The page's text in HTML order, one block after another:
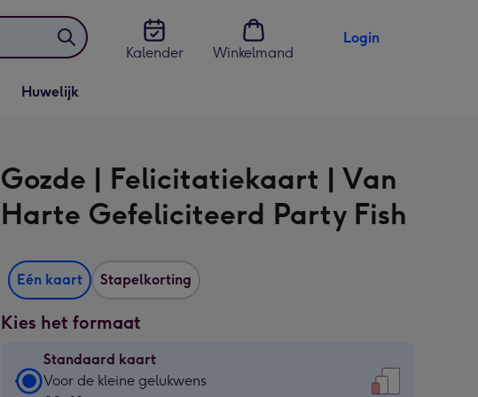
Kalender
Winkelmand
Login
Vervolgkeuzelijst
Huwelijk openen
Huwelijk
Gozde | Felicitatiekaart | Van
Harte Gefeliciteerd Party Fish
Eén kaart Stapelkorting
Kies het formaat
Standaard kaart
Standaard
Voor de kleine gelukwens